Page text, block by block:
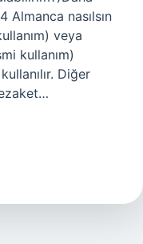
nasılsın
veya
kullanım)
Diğer